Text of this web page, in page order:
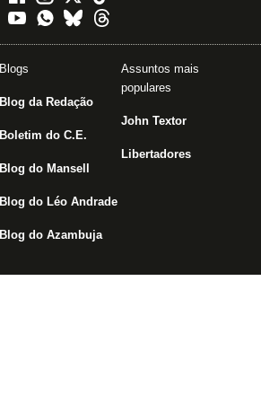
Blogs
Blog da Redação
Boletim do C.E.
Blog do Mansell
Blog do Léo Andrade
Blog do Azambuja
Assuntos mais
populares
John Textor
Libertadores